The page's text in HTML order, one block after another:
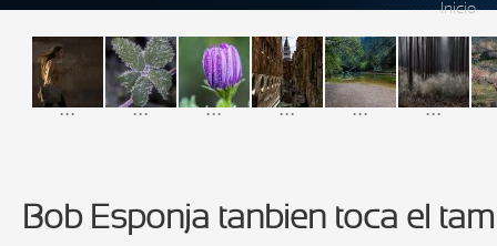
Inicio
... ... ... ... ... ...
Bob Esponja tanbien toca el